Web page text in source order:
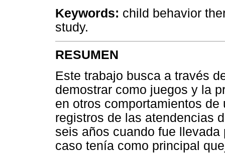
Keywords: child behavior
study.
RESUMEN
Este trabajo busca a través
demostrar como juegos y la
en otros comportamientos
registros de las atendencias
seis años cuando fue
caso tenía como principal